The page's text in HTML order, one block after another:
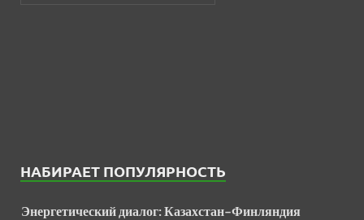
НАБИРАЕТ ПОПУЛЯРНОСТЬ
Энергетический диалог: Казахстан–Финляндия